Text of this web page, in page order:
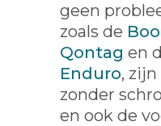
geen
zoals de
Qontag en
Enduro,
zonder
en ook de